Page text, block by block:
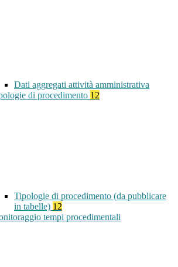
Dati aggregati attività amministrativa
di procedimento 12
Tipologie di procedimento (da pubblicare
in tabelle) 12
tempi procedimentali